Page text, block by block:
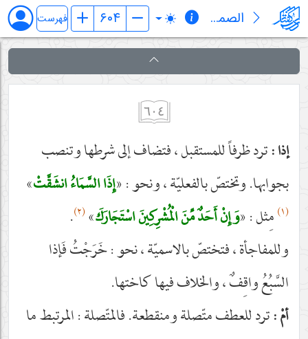
الصمدیة فهرست
٦٠٤
إذا :ترد ظرفاً للمستقبل ، فتضاف إلى شرطها وتنصب
بجوابها. وتختصّ بالفعليّة ، ونحو : «إِذَا السَّمَاءُ انشَقَّتْ»
(١) مِثل : «وَإِنْ أَحَدٌ مِّنَ الْمُشْرِكِينَ اسْتَجَارَكَ»(٢) .
وللمفاجأة ، فتختصّ بالاسميّة ، نحو : خَرَجْتُ فَإذا
السَّبُعُ واقِفٌ ، والخلاف فيها كاختها.
أمْ :ترد للعطف متّصلة ومنقطعة. فالمتّصلة : المرتبط ما